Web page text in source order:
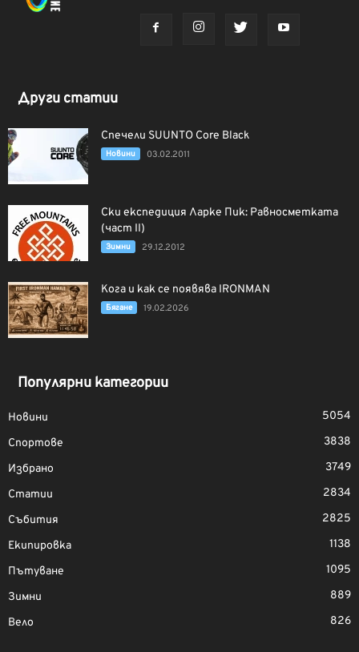
Други статии
Спечели SUUNTO Core Black
Новини 03.02.2011
Ски експедиция Ларке Пик: Равносметката
(част II)
Зимни 29.12.2012
Кога и как се появява IRONMAN
Бягане 19.02.2026
Популярни категории
Новини
5054
Спортове
3838
Избрано
3749
Статии
2834
Събития
2825
Екипировка
1138
Пътуване
1095
Зимни
889
Вело
826